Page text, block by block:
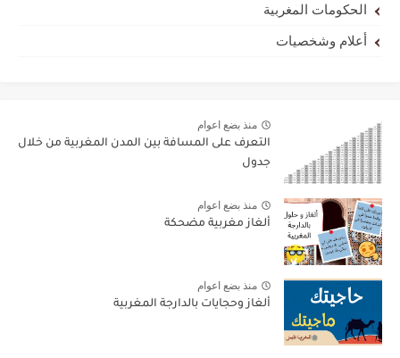
الحكومات المغربية
أعلام وشخصيات
منذ بضع اعوام
التعرف على المسافة بين المدن المغربية من خلال
جدول
منذ بضع اعوام
ألغاز مغربية مضحكة
منذ بضع اعوام
ألغاز وحجايات بالدارجة المغربية